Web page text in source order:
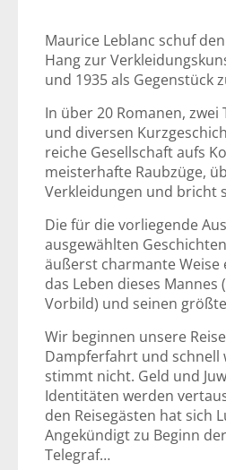
Maurice Leblanc schuf
Hang zur
und 1935 als Gegenstück
In über 20 Romanen, zwei
und diversen
reiche Gesellschaft aufs
meisterhafte Raubzüge,
Verkleidungen und bricht
Die für die vorliegende
ausgewählten
äußerst charmante Weise
das Leben dieses Mannes
Vorbild) und seinen
Wir beginnen unsere
Dampferfahrt und schnell
stimmt nicht. Geld und
Identitäten werden
den Reisegästen hat sich
Angekündigt zu Beginn
Telegraf…